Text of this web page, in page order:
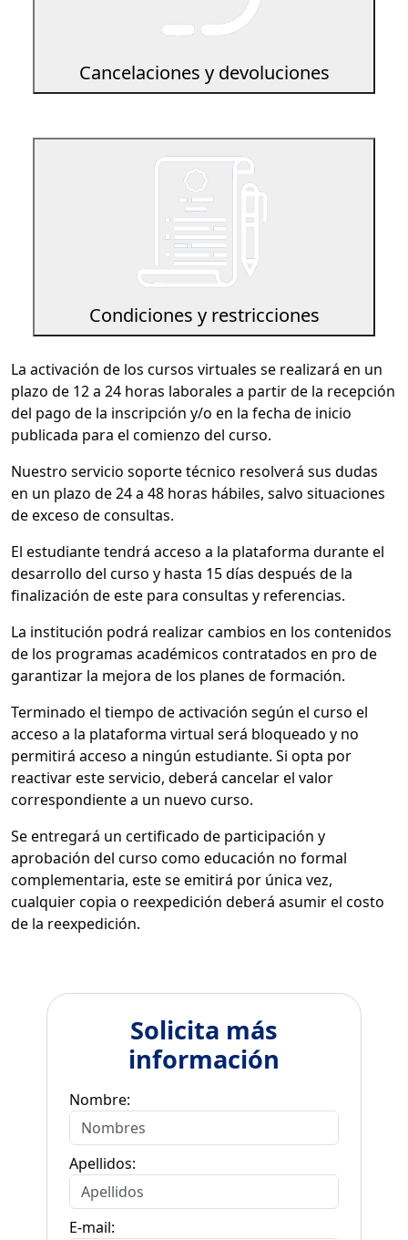
Cancelaciones y devoluciones
Condiciones y restricciones
La activación de los cursos virtuales se realizará en un
plazo de 12 a 24 horas laborales a partir de la recepción
del pago de la inscripción y/o en la fecha de inicio
publicada para el comienzo del curso.
Nuestro servicio soporte técnico resolverá sus dudas
en un plazo de 24 a 48 horas hábiles, salvo situaciones
de exceso de consultas.
El estudiante tendrá acceso a la plataforma durante el
desarrollo del curso y hasta 15 días después de la
finalización de este para consultas y referencias.
La institución podrá realizar cambios en los contenidos
de los programas académicos contratados en pro de
garantizar la mejora de los planes de formación.
Terminado el tiempo de activación según el curso el
acceso a la plataforma virtual será bloqueado y no
permitirá acceso a ningún estudiante. Si opta por
reactivar este servicio, deberá cancelar el valor
correspondiente a un nuevo curso.
Se entregará un certificado de participación y
aprobación del curso como educación no formal
complementaria, este se emitirá por única vez,
cualquier copia o reexpedición deberá asumir el costo
de la reexpedición.
Solicita más
información
Nombre:
Apellidos:
E-mail: